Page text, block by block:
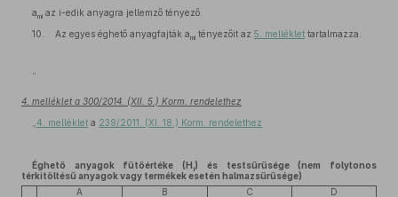
ami az i-edik anyagra jellemző tényező.
10. Az egyes éghető anyagfajták ami tényezőit az 5. melléklet tartalmazza.
”
4. melléklet a 300/2014. (XII. 5.) Korm. rendelethez
4. melléklet a 239/2011. (XI. 18.) Korm. rendelethez
Éghető anyagok fűtőértéke (Hi) és testsűrűsége (nem folytonos
térkitöltésű anyagok vagy termékek esetén halmazsűrűsége)
A
B C
D